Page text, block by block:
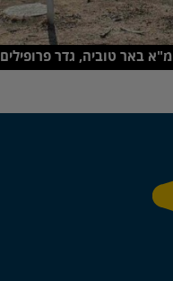
מ"א באר טוביה, גדר פרופילים